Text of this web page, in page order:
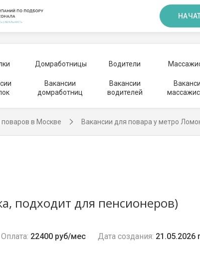
Домработницы Водители
Вакансии
домработниц
Вакансии
водителей
поваров в Москве Вакансии для повара у метро
подходит для пенсионеров)
Оплата: 22400 руб/мес Дата создания: 21.05.2026